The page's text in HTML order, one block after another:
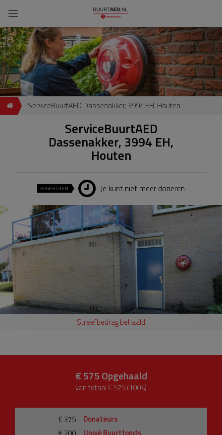
ServiceBuurtAED Dassenakker, 3994 EH, Houten
ServiceBuurtAED
Dassenakker, 3994 EH,
Houten
AFGESLOTEN Je kunt niet meer doneren
Streefbedrag behaald
€ 575Opgehaald
van totaal € 575 (100%)
€ 375
Donateurs